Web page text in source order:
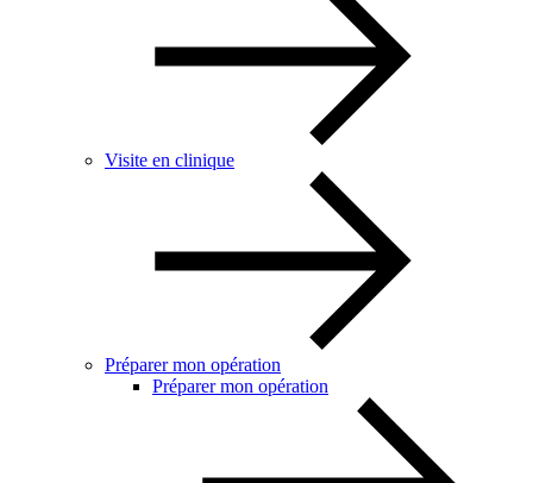
Visite en clinique
Préparer mon opération
Préparer mon opération